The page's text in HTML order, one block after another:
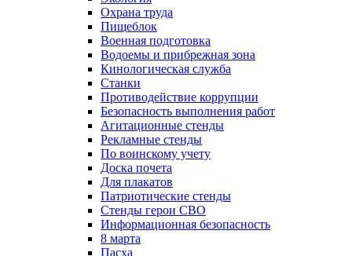
Охрана труда
Пищеблок
Военная подготовка
Водоемы и прибрежная зона
Кинологическая служба
Станки
Противодействие коррупции
Безопасность выполнения работ
Агитационные стенды
Рекламные стенды
По воинскому учету
Доска почета
Для плакатов
Патриотические стенды
Стенды герои СВО
Информационная безопасность
8 марта
Пасха